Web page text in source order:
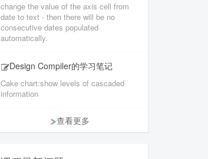
change the value of the axis cell from
date to text - then there will be no
consecutive dates populated
automatically.
Design Compiler的学习笔记
Cake chart:show levels of cascaded
information
查看更多